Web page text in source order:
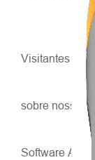
Visitantes que
sobre nossos
Software AG